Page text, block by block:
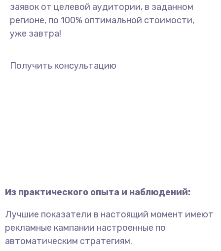
заявок от целевой аудитории, в заданном
регионе, по 100% оптимальной стоимости,
уже завтра!
Получить консультацию
Из практического опыта и наблюдений:
Лучшие показатели в настоящий момент имеют
рекламные кампании настроенные по
автоматическим стратегиям.